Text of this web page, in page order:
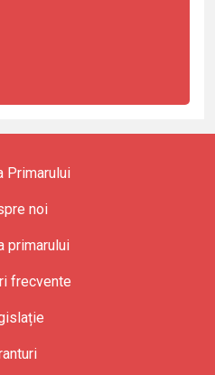
Primarului
noi
primarului
frecvente